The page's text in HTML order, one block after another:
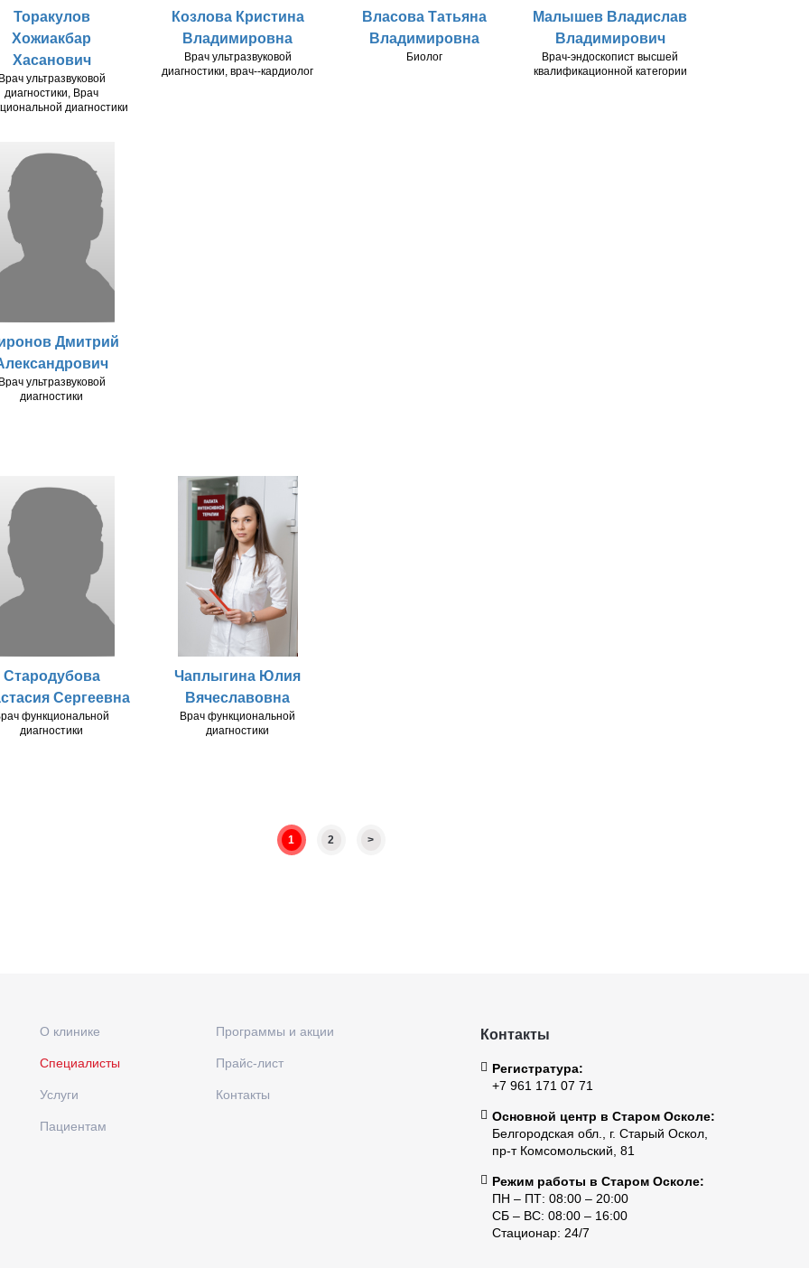
Торакулов
Хожиакбар
Хасанович
Врач ультразвуковой
диагностики, Врач
диагностики
Козлова Кристина
Владимировна
Врач ультразвуковой
диагностики, врач--кардиолог
Власова Татьяна
Владимировна
Биолог
Малышев Владислав
Владимирович
Врач-эндоскопист высшей
квалификационной категории
Дмитрий
Врач ультразвуковой
диагностики
Стародубова
Сергеевна
функциональной
диагностики
Чаплыгина Юлия
Вячеславовна
Врач функциональной
диагностики
1 2 >
О клинике
Специалисты
Услуги
Пациентам
Программы и акции
Прайс-лист
Контакты
Контакты
Регистратура:
+7 961 171 07 71
Основной центр в Старом Осколе:
Белгородская обл., г. Старый Оскол,
пр-т Комсомольский, 81
Режим работы в Старом Осколе:
ПН – ПТ: 08:00 – 20:00
СБ – ВС: 08:00 – 16:00
Стационар: 24/7